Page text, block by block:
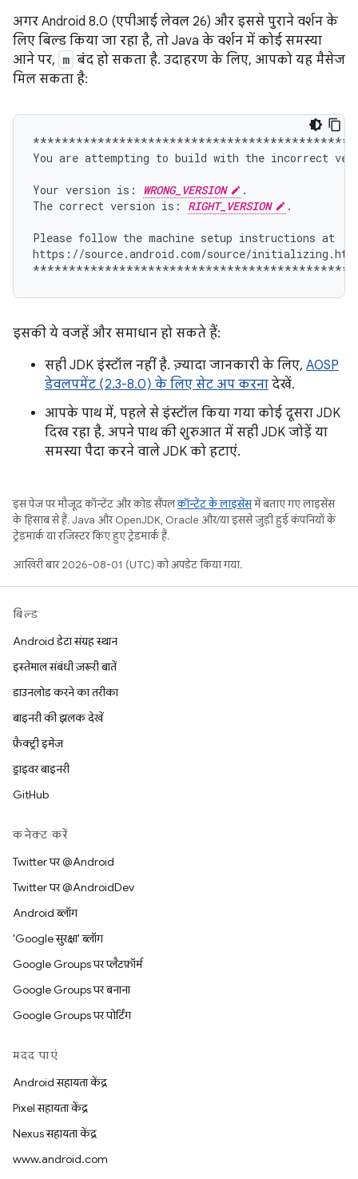
अगर Android 8.0 (एपीआई लेवल 26) और इससे पुराने वर्शन के
लिए बिल्ड किया जा रहा है, तो Java के वर्शन में कोई समस्या
आने पर, m बंद हो सकता है. उदाहरण के लिए, आपको यह मैसेज
मिल सकता है:
You are attempting to build with the incorrect
Your version is: WRONG_VERSION
.
The correct version is: RIGHT_VERSION .
Please follow the machine setup instructions at
https://source.android.com/source/
इसकी ये वजहें और समाधान हो सकते हैं:
सही JDK इंस्टॉल नहीं है. ज़्यादा जानकारी के लिए, AOSP
डेवलपमेंट (2.3-8.0) के लिए सेट अप करना देखें.
आपके पाथ में, पहले से इंस्टॉल किया गया कोई दूसरा JDK
दिख रहा है. अपने पाथ की शुरुआत में सही JDK जोड़ें या
समस्या पैदा करने वाले JDK को हटाएं.
इस पेज पर मौजूद कॉन्टेंट और कोड सैंपलकॉन्टेंट के लाइसेंसमें बताए गए लाइसेंस
के हिसाब से हैं. Java और OpenJDK, Oracle और/या इससे जुड़ी हुई कंपनियों के
ट्रेडमार्क या रजिस्टर किए हुए ट्रेडमार्क हैं.
आखिरी बार 2026-08-01 (UTC) को अपडेट किया गया.
बिल्ड
Android डेटा संग्रह स्थान
इस्तेमाल संबंधी ज़रूरी बातें
डाउनलोड करने का तरीका
बाइनरी की झलक देखें
फ़ैक्ट्री इमेज
ड्राइवर बाइनरी
GitHub
कनेक्ट करें
Twitter पर @Android
Twitter पर @AndroidDev
Android ब्लॉग
'Google सुरक्षा' ब्लॉग
Google Groups पर प्लैटफ़ॉर्म
Google Groups पर बनाना
Google Groups पर पोर्टिंग
मदद पाएं
Android सहायता केंद्र
Pixel सहायता केंद्र
Nexus सहायता केंद्र
www.android.com